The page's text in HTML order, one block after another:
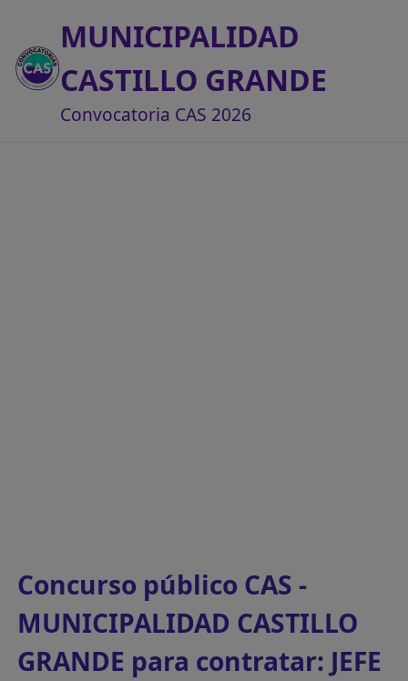
MUNICIPALIDAD
CASTILLO GRANDE
Convocatoria CAS 2026
Concurso público CAS -
MUNICIPALIDAD CASTILLO
GRANDE para contratar: JEFE